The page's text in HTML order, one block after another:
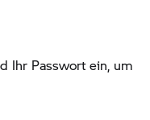
Ihr Passwort ein, um